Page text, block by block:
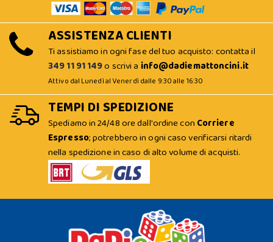
ASSISTENZA CLIENTI
Ti assistiamo in ogni fase del tuo acquisto: contatta il
349 11 91 149o scrivi a info@dadiemattoncini.it
Attivo dal Lunedì al Venerdì dalle 9:30 alle 16:30
TEMPI DI SPEDIZIONE
Spediamo in 24/48 ore dall'ordine con Corriere
Espresso; potrebbero in ogni caso verificarsi ritardi
nella spedizione in caso di alto volume di acquisti.